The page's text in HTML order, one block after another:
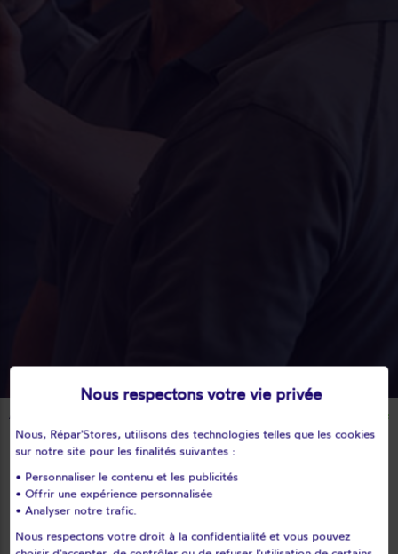
08/02/2023
Frédéric Pruvost,
franchisé Répar'stores,
Frédéric Pruvost, franchisé Répar'stores,
Nous respectons votre vie privée
Nous, Répar'Stores, utilisons des technologies telles que les cookies
sur notre site pour les finalités suivantes :
• Personnaliser le contenu et les publicités
• Offrir une expérience personnalisée
• Analyser notre trafic.
Nous respectons votre droit à la confidentialité et vous pouvez